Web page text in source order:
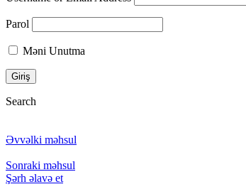
Parol
Məni Unutma
Search
Əvvəlki məhsul
Sonraki məhsul
Şərh əlavə et